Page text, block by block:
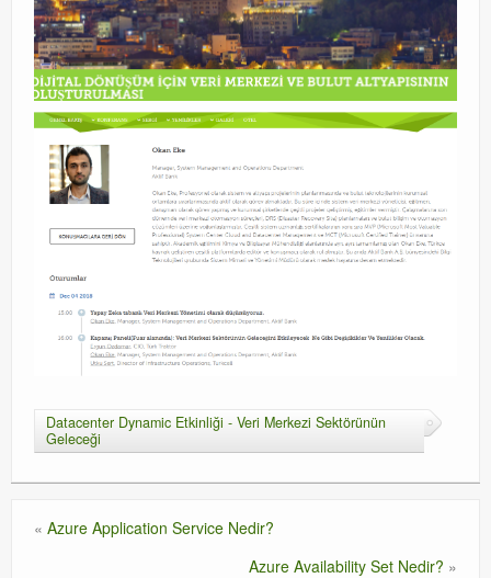
PHP & MySQL
Exchange
Datacenter Dynamic Etkinliği - Veri Merkezi Sektörünün
Geleceği
« Azure Application Service Nedir?
Azure Availability Set Nedir? »